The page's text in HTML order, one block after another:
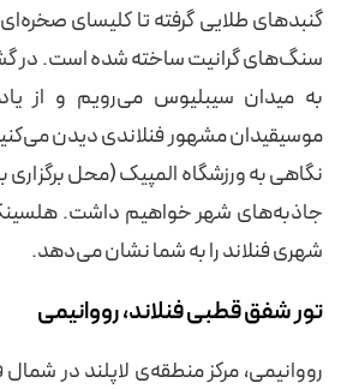
گنبدهای طلایی گرفته تا کلیسای
سنگ‌های گرانیت ساخته شده است. در
به میدان سیبلیوس می‌رویم و از
موسیقیدان مشهور فنلاندی دیدن
جاذبه‌های شهر خواهیم داشت.
شهری فنلاند را به شما نشان می‌دهد.
تور شفق قطبی فنلاند، رووانیمی
رووانیمی، مرکز منطقه‌ی لاپلند در